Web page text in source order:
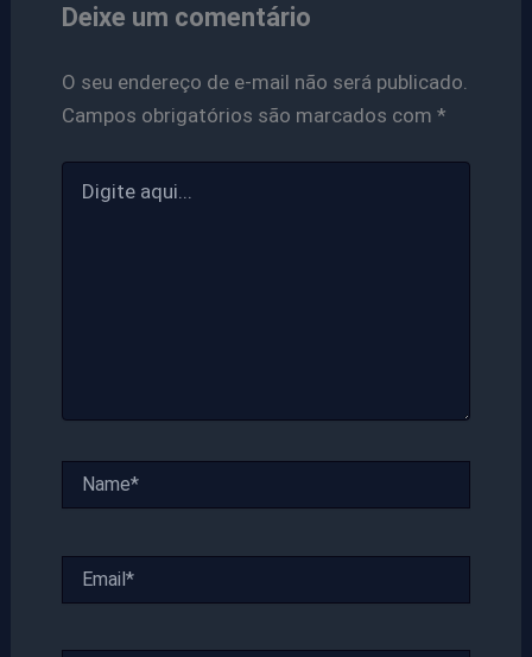
Deixe um comentário
O seu endereço de e-mail não será publicado.
Campos obrigatórios são marcados com *
aqui...